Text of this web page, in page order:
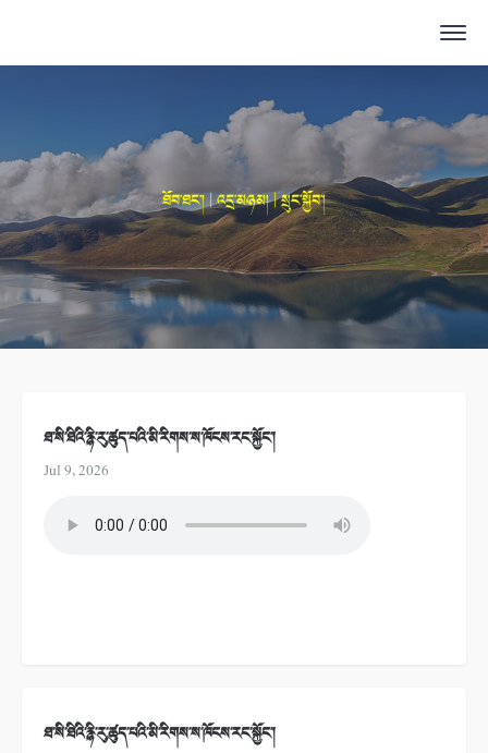
ཐོབ་ཐང་། | འདྲ་མཉམ། | སྲུང་སྐྱོབ་།
ཐ་སི་ཐིའི་རྙི་རུ་ཚུད་པའི་མི་རིགས་ས་ཁོངས་རང་སྐྱོང་།
Jul 9, 2026
ཐ་སི་ཐིའི་རྙི་རུ་ཚུད་པའི་མི་རིགས་ས་ཁོངས་རང་སྐྱོང་།